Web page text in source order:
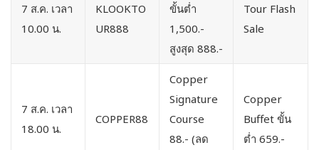
7 ส.ค. เวลา
10.00 น.
KLOOKTO
UR888
ขั้นต่ำ
1,500.-
สูงสุด 888.-
Tour Flash
Sale
7 ส.ค. เวลา
18.00 น.
COPPER88
Copper
Signature
Course
88.- (ลด
Copper
Buffet ขั้น
ต่ำ 659.-